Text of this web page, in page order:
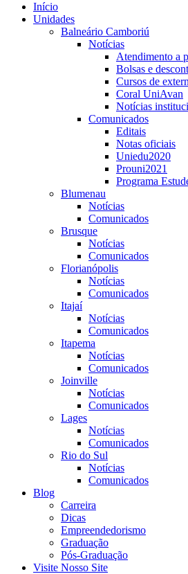
Início
Unidades
Balneário Camboriú
Notícias
Atendimento a
Bolsas e
Cursos de
Coral UniAvan
Notícias
Comunicados
Editais
Notas oficiais
Uniedu2020
Prouni2021
Programa
Blumenau
Notícias
Comunicados
Brusque
Notícias
Comunicados
Florianópolis
Notícias
Comunicados
Itajaí
Notícias
Comunicados
Itapema
Notícias
Comunicados
Joinville
Notícias
Comunicados
Lages
Notícias
Comunicados
Rio do Sul
Notícias
Comunicados
Blog
Carreira
Dicas
Empreendedorismo
Graduação
Pós-Graduação
Visite Nosso Site